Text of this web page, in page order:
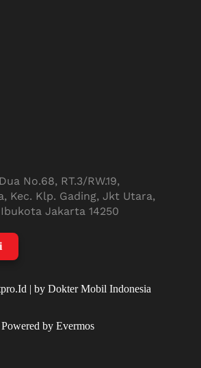
No.68, RT.3/RW.19,
Kec. Klp. Gading, Jkt Utara,
Jakarta 14250
| by Dokter Mobil Indonesia
Powered by Evermos